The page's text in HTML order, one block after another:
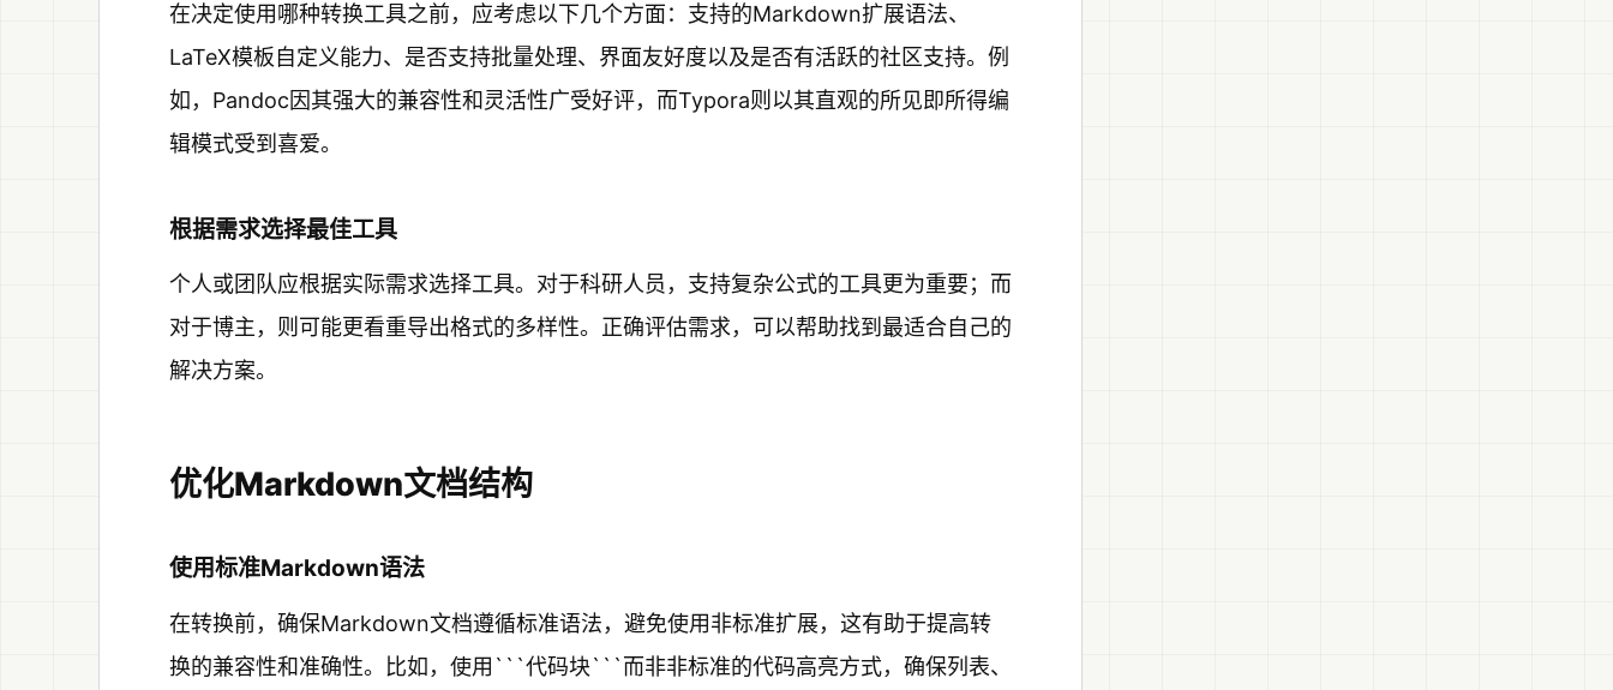
在决定使用哪种转换工具之前，应考虑以下几个方面：支持的Markdown扩展语法、
LaTeX模板自定义能力、是否支持批量处理、界面友好度以及是否有活跃的社区支持。例
如，Pandoc因其强大的兼容性和灵活性广受好评，而Typora则以其直观的所见即所得编
辑模式受到喜爱。
根据需求选择最佳工具
个人或团队应根据实际需求选择工具。对于科研人员，支持复杂公式的工具更为重要；而
对于博主，则可能更看重导出格式的多样性。正确评估需求，可以帮助找到最适合自己的
解决方案。
优化Markdown文档结构
使用标准Markdown语法
在转换前，确保Markdown文档遵循标准语法，避免使用非标准扩展，这有助于提高转
换的兼容性和准确性。比如，使用```代码块```而非非标准的代码高亮方式，确保列表、